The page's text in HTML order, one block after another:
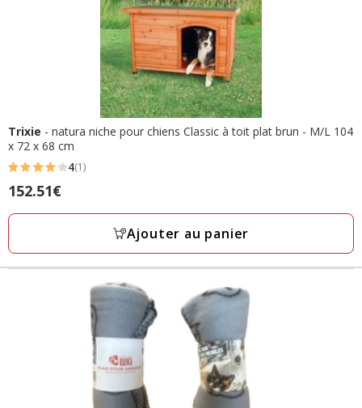
Trixie - natura niche pour chiens Classic à toit plat brun - M/L 104
x 72 x 68 cm
4
étoiles
avec
avis
4(1)
Prix
152.51€
152.51€
Ajouter au panier